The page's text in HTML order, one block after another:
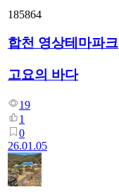
185864
합천 영상테마파크
고요의 바다
19
1
0
26.01.05